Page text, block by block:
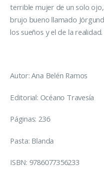
terrible mujer de un solo
brujo bueno llamado
los sueños y el de la realidad.
Autor: Ana Belén Ramos
Editorial: Océano Travesía
Páginas: 236
Pasta: Blanda
ISBN: 9786077356233